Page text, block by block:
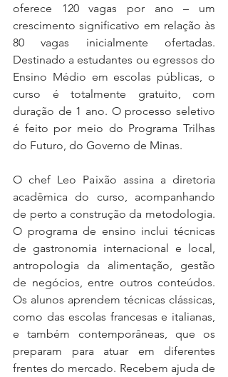
oferece 120 vagas por ano – um
crescimento significativo em relação às
80 vagas inicialmente ofertadas.
Destinado a estudantes ou egressos do
Ensino Médio em escolas públicas, o
curso é totalmente gratuito, com
duração de 1 ano. O processo seletivo
é feito por meio do Programa Trilhas
do Futuro, do Governo de Minas.
O chef Leo Paixão assina a diretoria
acadêmica do curso, acompanhando
de perto a construção da metodologia.
O programa de ensino inclui técnicas
de gastronomia internacional e local,
antropologia da alimentação, gestão
de negócios, entre outros conteúdos.
Os alunos aprendem técnicas clássicas,
como das escolas francesas e italianas,
e também contemporâneas, que os
preparam para atuar em diferentes
frentes do mercado. Recebem ajuda de